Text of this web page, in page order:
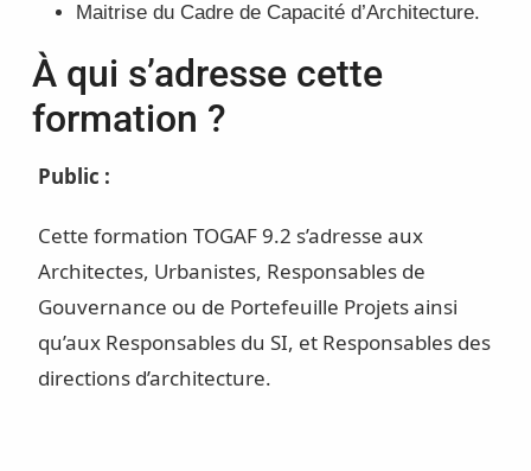
Maitrise du Cadre de Capacité d’Architecture.
À qui s’adresse cette
formation ?
Public :
Cette formation TOGAF 9.2 s’adresse aux
Architectes, Urbanistes, Responsables de
Gouvernance ou de Portefeuille Projets ainsi
qu’aux Responsables du SI, et Responsables des
directions d’architecture.